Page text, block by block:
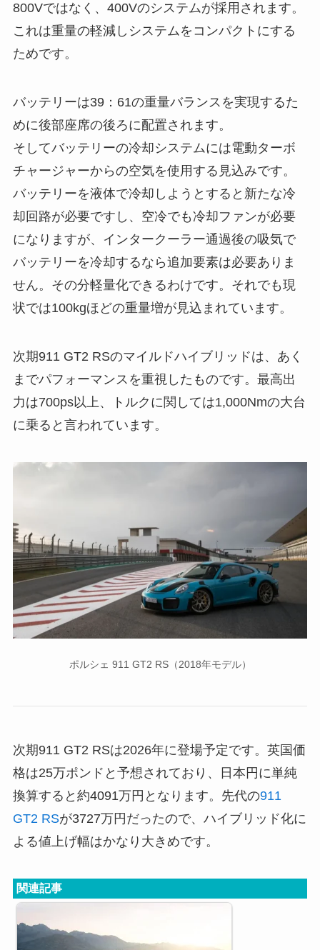
800Vではなく、400Vのシステムが採用されます。
これは重量の軽減しシステムをコンパクトにする
ためです。
バッテリーは39：61の重量バランスを実現するた
めに後部座席の後ろに配置されます。
そしてバッテリーの冷却システムには電動ターボ
チャージャーからの空気を使用する見込みです。
バッテリーを液体で冷却しようとすると新たな冷
却回路が必要ですし、空冷でも冷却ファンが必要
になりますが、インタークーラー通過後の吸気で
バッテリーを冷却するなら追加要素は必要ありま
せん。その分軽量化できるわけです。それでも現
状では100kgほどの重量増が見込まれています。
次期911 GT2 RSのマイルドハイブリッドは、あく
までパフォーマンスを重視したものです。最高出
力は700ps以上、トルクに関しては1,000Nmの大台
に乗ると言われています。
ポルシェ 911 GT2 RS（2018年モデル）
次期911 GT2 RSは2026年に登場予定です。英国価
格は25万ポンドと予想されており、日本円に単純
換算すると約4091万円となります。先代の911
GT2 RSが3727万円だったので、ハイブリッド化に
よる値上げ幅はかなり大きめです。
関連記事